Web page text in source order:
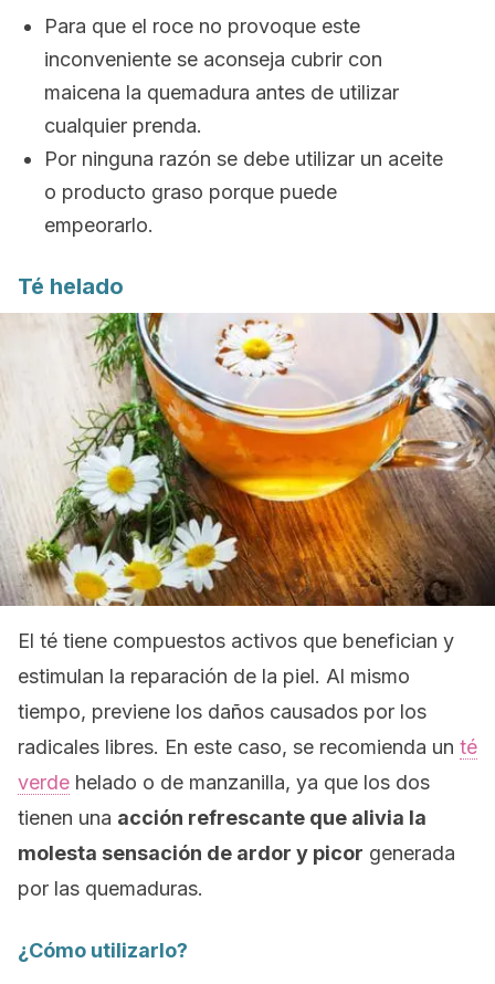
Para que el roce no provoque este
inconveniente se aconseja cubrir con
maicena la quemadura antes de utilizar
cualquier prenda.
Por ninguna razón se debe utilizar un aceite
o producto graso porque puede
empeorarlo.
Té helado
El té tiene compuestos activos que benefician y
estimulan la reparación de la piel. Al mismo
tiempo, previene los daños causados por los
radicales libres. En este caso, se recomienda un té
verde helado o de manzanilla, ya que los dos
tienen una acción refrescante que alivia la
molesta sensación de ardor y picor generada
por las quemaduras.
¿Cómo utilizarlo?